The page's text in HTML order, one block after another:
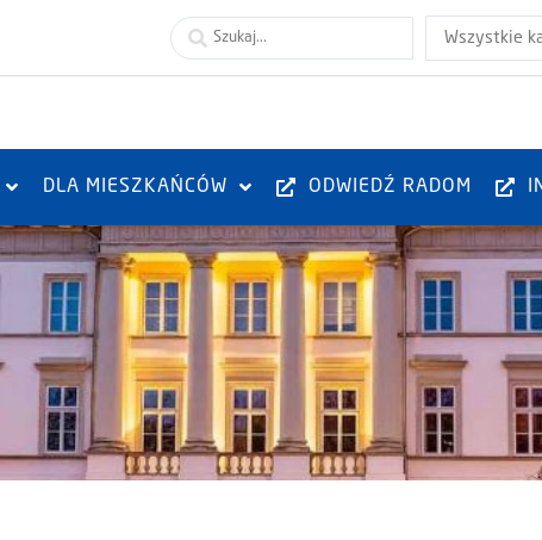
Wszystkie
DLA MIESZKAŃCÓW ODWIEDŹ RADOM